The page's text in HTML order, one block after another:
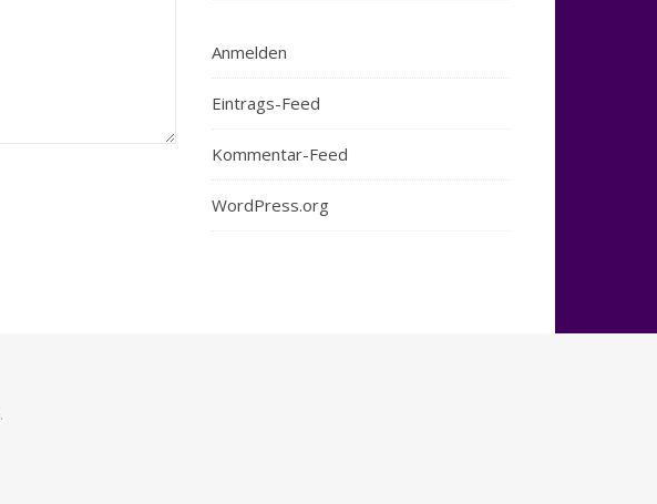
Anmelden
Eintrags-Feed
Kommentar-Feed
WordPress.org
.